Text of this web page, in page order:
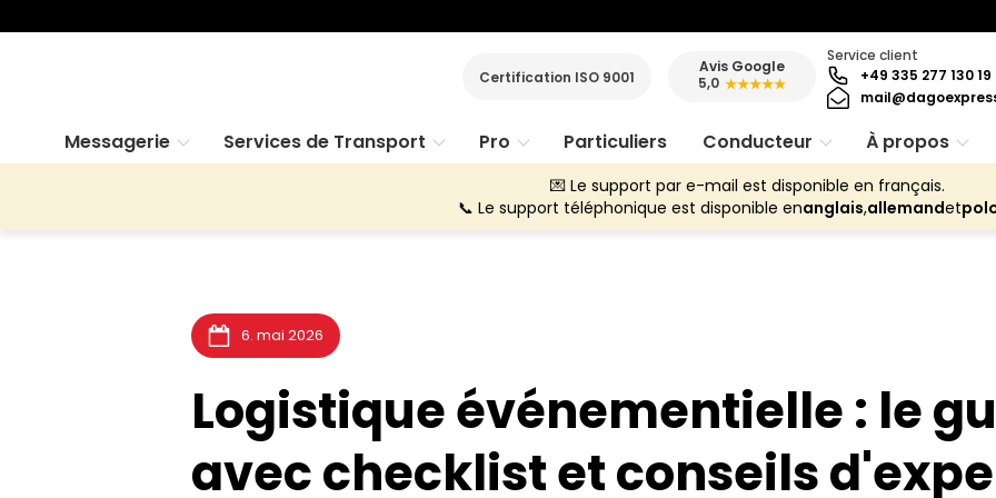
Certification ISO 9001
Avis Google
5,0 ★★★★★
Service client
+49 335 277 130 19
Messagerie Services de Transport Pro Particuliers Conducteur À propos
💌 Le support par e-mail est disponible en français.
📞 Le support téléphonique est disponible enanglais,allemandet
6. mai 2026
Logistique événementielle : le
avec checklist et conseils